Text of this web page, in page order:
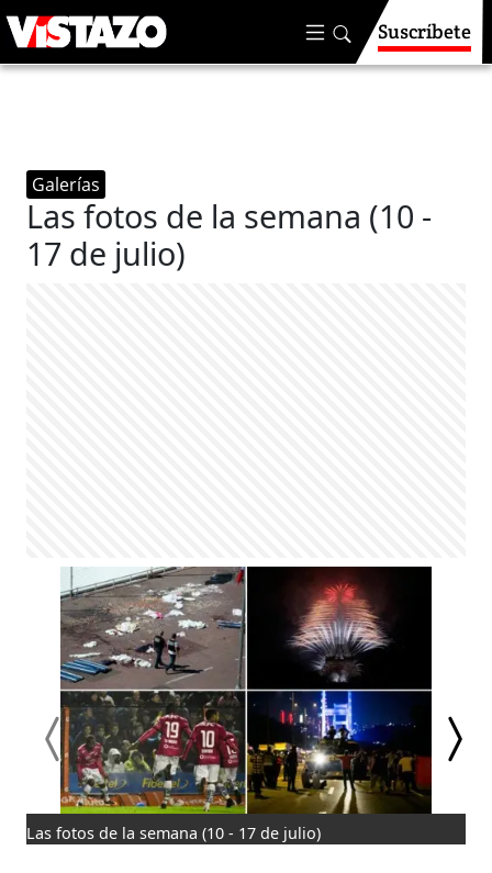
Suscríbete
Galerías
Las fotos de la semana (10 -
17 de julio)
Las fotos de la semana (10 - 17 de julio)